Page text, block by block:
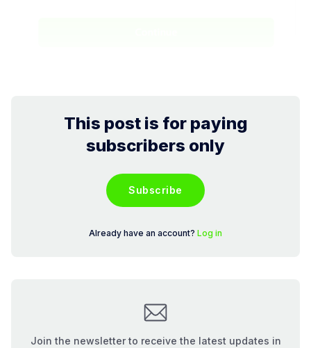
This post is for paying
subscribers only
Subscribe
Already have an account? Log in
Join the newsletter to receive the latest updates in